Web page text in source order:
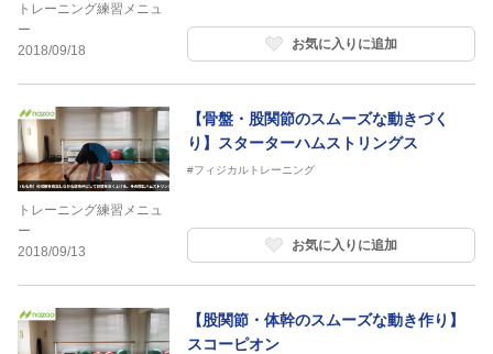
トレーニング練習メニュ
ー
2018/09/18
お気に入りに追加
トレーニング練習メニュ
ー
2018/09/13
【骨盤・股関節のスムーズな動きづく
り】スターターハムストリングス
#フィジカルトレーニング
お気に入りに追加
【股関節・体幹のスムーズな動き作り】
スコーピオン